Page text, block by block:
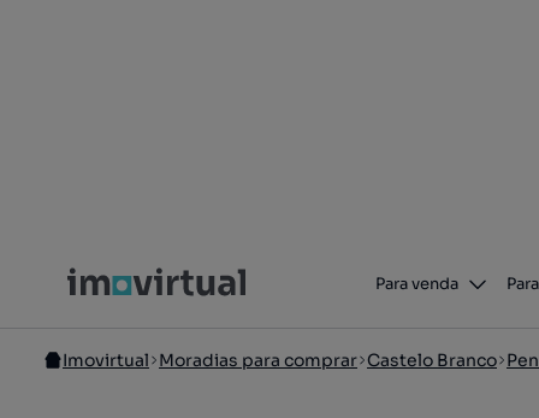
Para venda
Imovirtual Moradias para comprar Castelo Branco